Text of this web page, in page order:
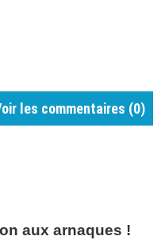
les commentaires (0)
aux arnaques !